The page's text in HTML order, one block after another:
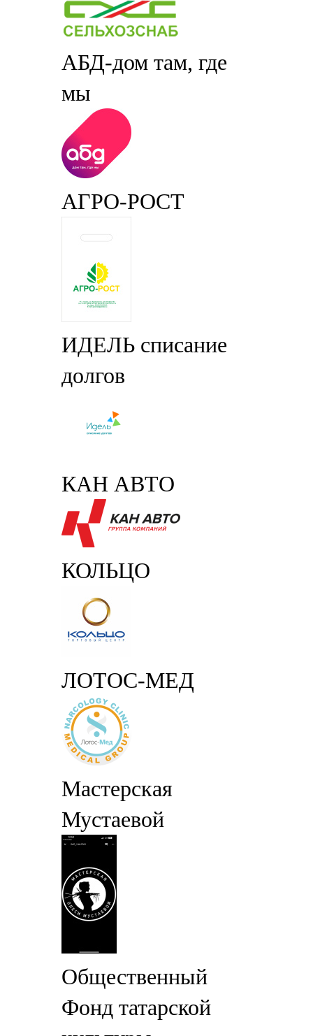
АБД-дом там, где
мы
АГРО-РОСТ
ИДЕЛЬ списание
долгов
КАН АВТО
КОЛЬЦО
ЛОТОС-МЕД
Мастерская
Мустаевой
Общественный
Фонд татарской